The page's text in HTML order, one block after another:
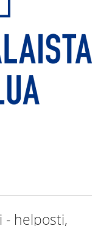
- helposti,